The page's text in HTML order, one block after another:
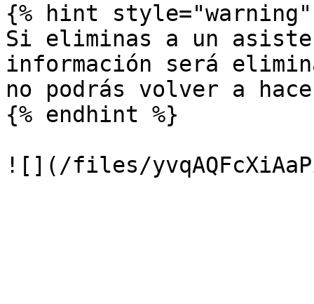
{% hint style="warning"
Si eliminas a un
información será
no podrás volver a
{% endhint %}